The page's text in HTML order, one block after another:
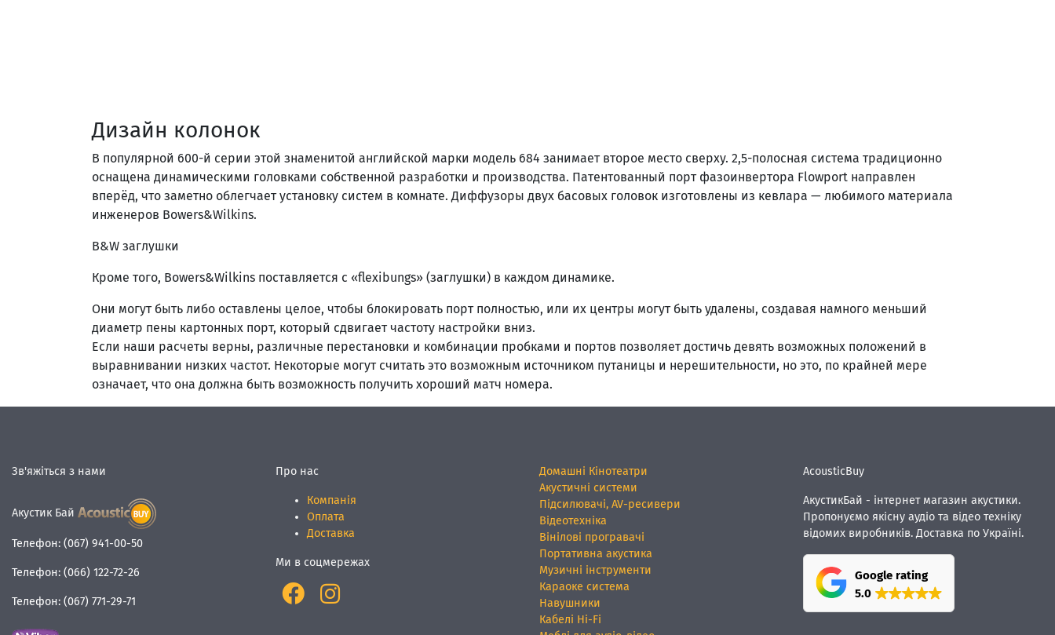
Дизайн колонок
В популярной 600-й серии этой знаменитой английской марки модель 684 занимает второе место сверху. 2,5-полосная система традиционно
оснащена динамическими головками собственной разработки и производства. Патентованный порт фазоинвертора Flowport направлен
вперёд, что заметно облегчает установку систем в комнате. Диффузоры двух басовых головок изготовлены из кевлара — любимого материала
инженеров Bowers&Wilkins.
B&W заглушки
Кроме того, Bowers&Wilkins поставляется с «flexibungs» (заглушки) в каждом динамике.
Они могут быть либо оставлены целое, чтобы блокировать порт полностью, или их центры могут быть удалены, создавая намного меньший
диаметр пены картонных порт, который сдвигает частоту настройки вниз.
Если наши расчеты верны, различные перестановки и комбинации пробками и портов позволяет достичь девять возможных положений в
выравнивании низких частот. Некоторые могут считать это возможным источником путаницы и нерешительности, но это, по крайней мере
означает, что она должна быть возможность получить хороший матч номера.
Зв'яжіться з нами
Акустик Бай
Телефон: (067) 941-00-50
Телефон: (066) 122-72-26
Телефон: (067) 771-29-71
Про нас
Компанія
Оплата
Доставка
Ми в соцмережах
Домашні Кінотеатри
Акустичні системи
Підсилювачі, AV-ресивери
Відеотехніка
Вінілові програвачі
Портативна акустика
Музичні інструменти
Караоке система
Навушники
Кабелі Hi-Fi
AcousticBuy
АкустикБай - інтернет магазин акустики.
Пропонуємо якісну аудіо та відео техніку
відомих виробників. Доставка по Україні.
Google rating
5.0